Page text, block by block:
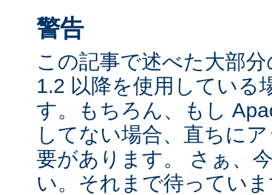
警告
この記事で述べた大部
1.2 以降を使用している
す。もちろん、もし
してない場合、直ちに
要があります。 さぁ、
い。それまで待ってい